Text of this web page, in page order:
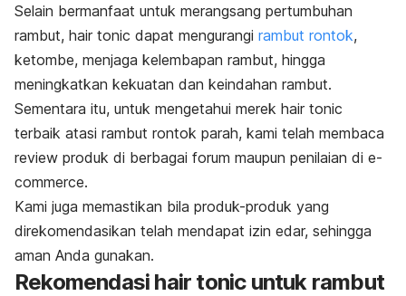
Selain bermanfaat untuk merangsang pertumbuhan
rambut, hair tonic dapat mengurangi rambut rontok,
ketombe, menjaga kelembapan rambut, hingga
meningkatkan kekuatan dan keindahan rambut.
Sementara itu, untuk mengetahui merek hair tonic
terbaik atasi rambut rontok parah, kami telah membaca
review produk di berbagai forum maupun penilaian di e-
commerce.
Kami juga memastikan bila produk-produk yang
direkomendasikan telah mendapat izin edar, sehingga
aman Anda gunakan.
Rekomendasi hair tonicuntuk rambut